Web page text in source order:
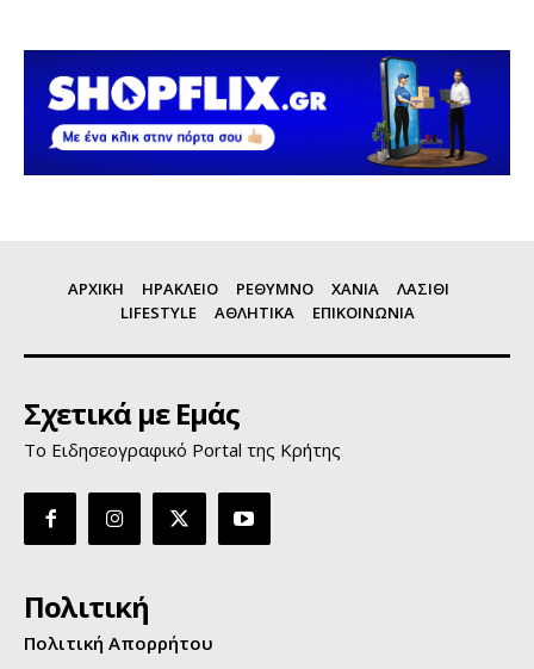
ΑΡΧΙΚΗ ΗΡΑΚΛΕΙΟ ΡΕΘΥΜΝΟ ΧΑΝΙΑ
ΛΑΣΙΘΙ
LIFESTYLE
ΑΘΛΗΤΙΚΑ ΕΠΙΚΟΙΝΩΝΙΑ
Σχετικά με Εμάς
Το Ειδησεογραφικό Portal της Κρήτης
Πολιτική
Πολιτική Απορρήτου